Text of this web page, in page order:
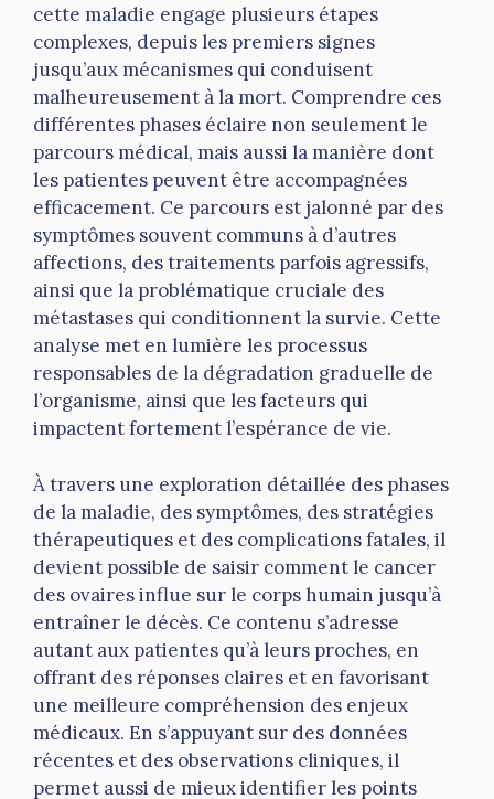
cette maladie engage plusieurs étapes
complexes, depuis les premiers signes
jusqu’aux mécanismes qui conduisent
malheureusement à la mort. Comprendre ces
différentes phases éclaire non seulement le
parcours médical, mais aussi la manière dont
les patientes peuvent être accompagnées
efficacement. Ce parcours est jalonné par des
symptômes souvent communs à d’autres
affections, des traitements parfois agressifs,
ainsi que la problématique cruciale des
métastases qui conditionnent la survie. Cette
analyse met en lumière les processus
responsables de la dégradation graduelle de
l’organisme, ainsi que les facteurs qui
impactent fortement l’espérance de vie.
À travers une exploration détaillée des phases
de la maladie, des symptômes, des stratégies
thérapeutiques et des complications fatales, il
devient possible de saisir comment le cancer
des ovaires influe sur le corps humain jusqu’à
entraîner le décès. Ce contenu s’adresse
autant aux patientes qu’à leurs proches, en
offrant des réponses claires et en favorisant
une meilleure compréhension des enjeux
médicaux. En s’appuyant sur des données
récentes et des observations cliniques, il
permet aussi de mieux identifier les points